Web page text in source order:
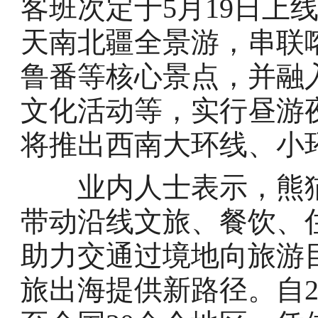
客班次定于5月19日上
天南北疆全景游，串
鲁番等核心景点，并融
文化活动等，实行昼游
将推出西南大环线、小
业内人士表示，熊
带动沿线文旅、餐饮、
助力交通过境地向旅游
旅出海提供新路径。自